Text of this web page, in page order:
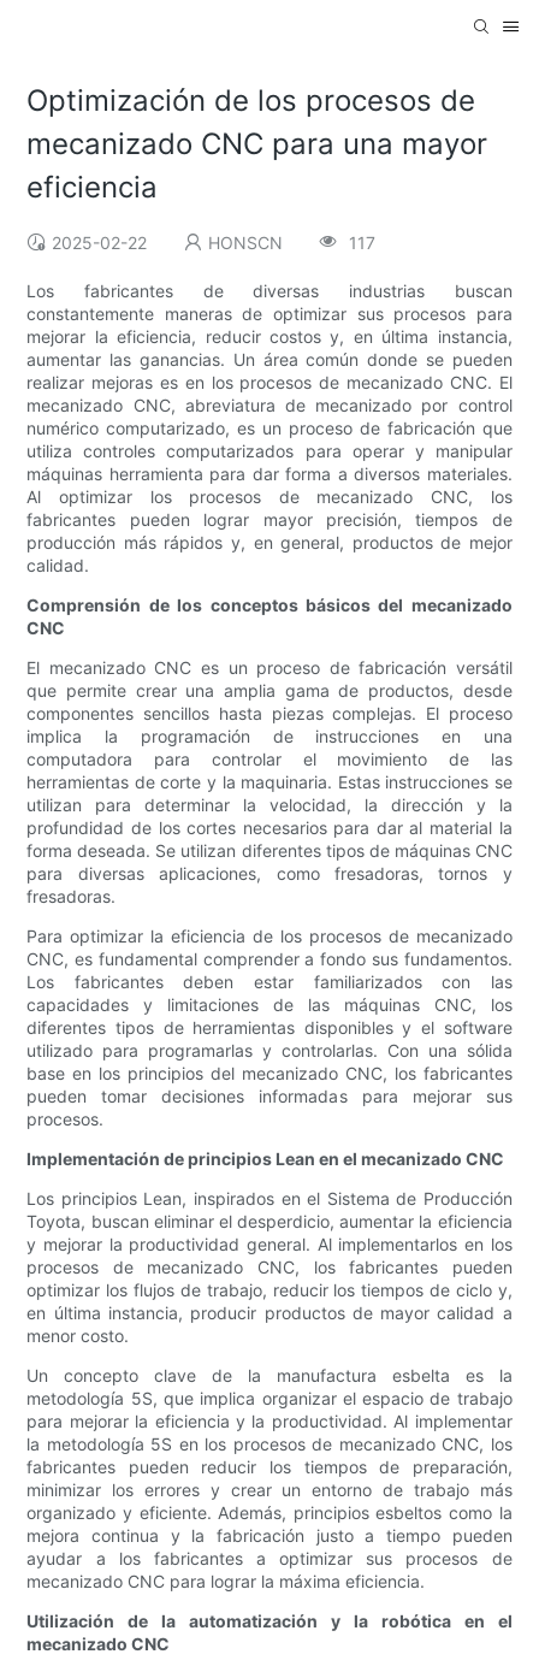
Optimización de los procesos de
mecanizado CNC para una mayor
eficiencia
2025-02-22 HONSCN 117
Los fabricantes de diversas industrias buscan
constantemente maneras de optimizar sus procesos para
mejorar la eficiencia, reducir costos y, en última instancia,
aumentar las ganancias. Un área común donde se pueden
realizar mejoras es en los procesos de mecanizado CNC. El
mecanizado CNC, abreviatura de mecanizado por control
numérico computarizado, es un proceso de fabricación que
utiliza controles computarizados para operar y manipular
máquinas herramienta para dar forma a diversos materiales.
Al optimizar los procesos de mecanizado CNC, los
fabricantes pueden lograr mayor precisión, tiempos de
producción más rápidos y, en general, productos de mejor
calidad.
Comprensión de los conceptos básicos del mecanizado
CNC
El mecanizado CNC es un proceso de fabricación versátil
que permite crear una amplia gama de productos, desde
componentes sencillos hasta piezas complejas. El proceso
implica la programación de instrucciones en una
computadora para controlar el movimiento de las
herramientas de corte y la maquinaria. Estas instrucciones se
utilizan para determinar la velocidad, la dirección y la
profundidad de los cortes necesarios para dar al material la
forma deseada. Se utilizan diferentes tipos de máquinas CNC
para diversas aplicaciones, como fresadoras, tornos y
fresadoras.
Para optimizar la eficiencia de los procesos de mecanizado
CNC, es fundamental comprender a fondo sus fundamentos.
Los fabricantes deben estar familiarizados con las
capacidades y limitaciones de las máquinas CNC, los
diferentes tipos de herramientas disponibles y el software
utilizado para programarlas y controlarlas. Con una sólida
base en los principios del mecanizado CNC, los fabricantes
pueden tomar decisiones informadas para mejorar sus
procesos.
Implementación de principios Lean en el mecanizado CNC
Los principios Lean, inspirados en el Sistema de Producción
Toyota, buscan eliminar el desperdicio, aumentar la eficiencia
y mejorar la productividad general. Al implementarlos en los
procesos de mecanizado CNC, los fabricantes pueden
optimizar los flujos de trabajo, reducir los tiempos de ciclo y,
en última instancia, producir productos de mayor calidad a
menor costo.
Un concepto clave de la manufactura esbelta es la
metodología 5S, que implica organizar el espacio de trabajo
para mejorar la eficiencia y la productividad. Al implementar
la metodología 5S en los procesos de mecanizado CNC, los
fabricantes pueden reducir los tiempos de preparación,
minimizar los errores y crear un entorno de trabajo más
organizado y eficiente. Además, principios esbeltos como la
mejora continua y la fabricación justo a tiempo pueden
ayudar a los fabricantes a optimizar sus procesos de
mecanizado CNC para lograr la máxima eficiencia.
Utilización de la automatización y la robótica en el
mecanizado CNC